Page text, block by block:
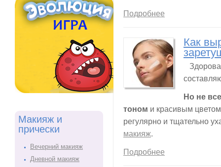
Макияж и
прически
Вечерний макияж
Дневной макияж
Подробнее
Как
Но не
тоном и красивым
регулярно и тщательно
макияж.
Подробнее